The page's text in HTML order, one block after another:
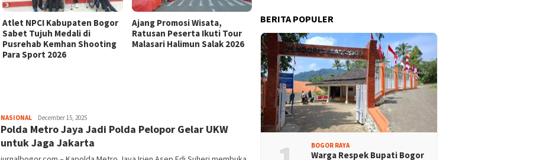
Atlet NPCI Kabupaten Bogor
Sabet Tujuh Medali di
Pusrehab Kemhan Shooting
Para Sport 2026
Ajang Promosi Wisata,
Ratusan Peserta Ikuti Tour
Malasari Halimun Salak 2026
Kajari Denny Achmad Dukung
Pembangunan Wisma dan
Sarana Latihan Atlet NPCI
Kabupaten Bogor Advokasi
Problematika
NASIONALSayyev
December 15, 2025
Polda Metro Jaya Jadi Polda Pelopor Gelar UKW
untuk Jaga Jakarta
BERITA POPULER
BOGOR RAYA
Warga Respek Bupati Bogor